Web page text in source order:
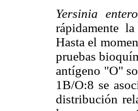
Yersinia
rápidamente
Hasta el
pruebas
antígeno "O"
1B/O:8 se
distribución